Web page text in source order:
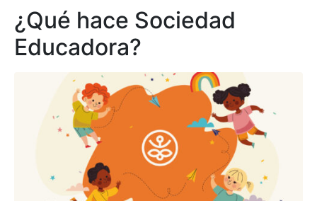
¿Qué hace Sociedad
Educadora?